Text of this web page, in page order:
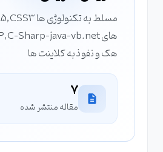
هک و نفوذ به کلاینت ها
7
مقاله منتشر شده